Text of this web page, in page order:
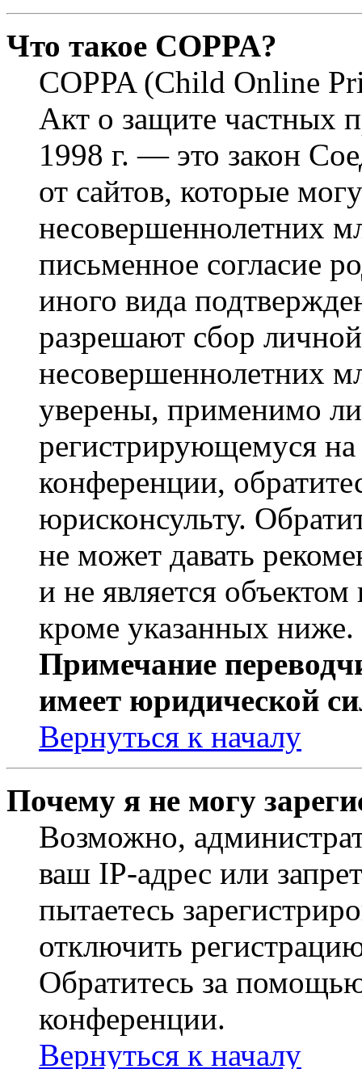
Что такое COPPA?
COPPA (Child Online
Акт о защите частных
1998 г. — это закон
от сайтов, которые
несовершеннолетних
письменное согласие
иного вида
разрешают сбор
несовершеннолетних
уверены, применимо
регистрирующемуся
конференции,
юрисконсульту.
не может давать
и не является
кроме указанных ниже.
Примечание
имеет юридической
Вернуться к началу
Почему я не могу
Возможно,
ваш IP-адрес или
пытаетесь
отключить
Обратитесь за
конференции.
Вернуться к началу